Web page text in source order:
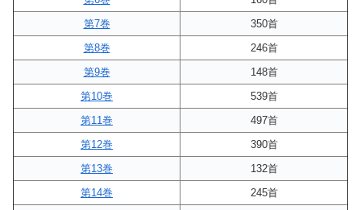
第7巻
350首
第8巻
246首
第9巻
148首
第10巻
539首
第11巻
497首
第12巻
390首
第13巻
132首
第14巻
245首